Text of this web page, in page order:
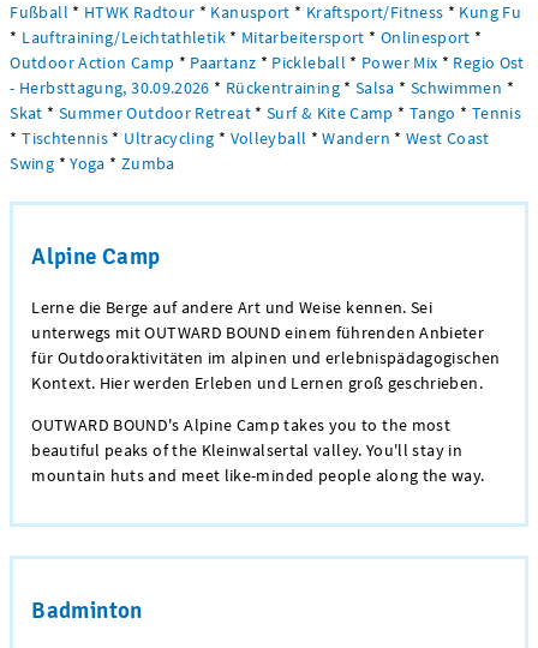
Fußball * HTWK Radtour * Kanusport * Kraftsport/Fitness * Kung Fu
* Lauftraining/Leichtathletik * Mitarbeitersport * Onlinesport *
Outdoor Action Camp * Paartanz * Pickleball * Power Mix * Regio Ost
- Herbsttagung, 30.09.2026 * Rückentraining * Salsa * Schwimmen *
Skat * Summer Outdoor Retreat * Surf & Kite Camp * Tango * Tennis
* Tischtennis * Ultracycling * Volleyball * Wandern * West Coast
Swing * Yoga * Zumba
Alpine Camp
Lerne die Berge auf andere Art und Weise kennen. Sei
unterwegs mit OUTWARD BOUND einem führenden Anbieter
für Outdooraktivitäten im alpinen und erlebnispädagogischen
Kontext. Hier werden Erleben und Lernen groß geschrieben.
OUTWARD BOUND's Alpine Camp takes you to the most
beautiful peaks of the Kleinwalsertal valley. You'll stay in
mountain huts and meet like-minded people along the way.
Badminton